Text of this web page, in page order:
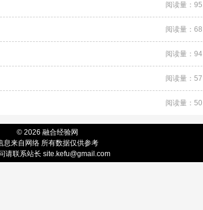
阅读量：95
阅读量：68
阅读量：94
阅读量：57
阅读量：50
© 2026 融合经验网
息来自网络 所有数据仅供参考
请联系站长 site.kefu@gmail.com